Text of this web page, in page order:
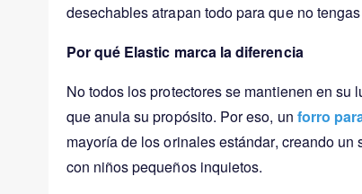
desechables atrapan todo para que no
Por qué Elastic marca la diferencia
No todos los protectores se mantienen en
que anula su propósito. Por eso, un forro
mayoría de los orinales estándar, creando
con niños pequeños inquietos.